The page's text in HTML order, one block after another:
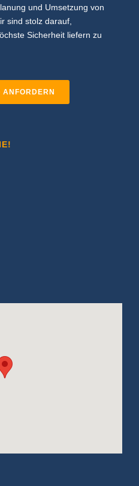
und Umsetzung von
sind stolz darauf,
Sicherheit liefern zu
ANFORDERN